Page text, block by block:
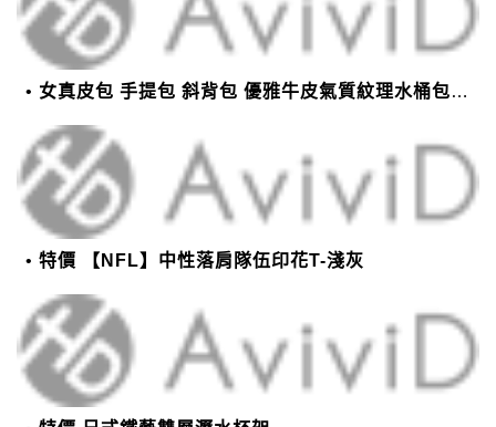
女真皮包 手提包 斜背包 優雅牛皮氣質紋理水桶包(2色)【XBO7950112】＊艾美時尚(現+預)
特價 【NFL】中性落肩隊伍印花T-淺灰